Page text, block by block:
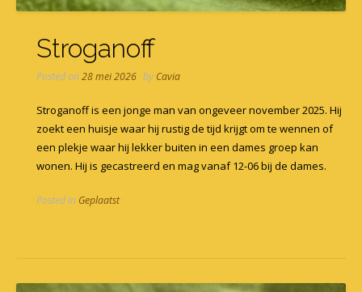
Stroganoff
Posted on28 mei 2026 by Cavia
Stroganoff is een jonge man van ongeveer november 2025. Hij
zoekt een huisje waar hij rustig de tijd krijgt om te wennen of
een plekje waar hij lekker buiten in een dames groep kan
wonen. Hij is gecastreerd en mag vanaf 12-06 bij de dames.
Posted in Geplaatst